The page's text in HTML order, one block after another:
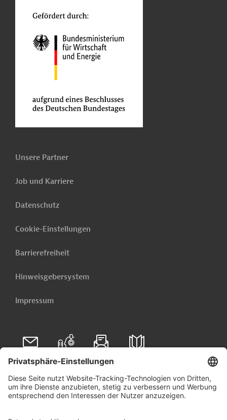
Unsere Partner
Job und Karriere
Datenschutz
Cookie-Einstellungen
Barrierefreiheit
Hinweisgebersystem
Impressum
Folgen Sie uns auf